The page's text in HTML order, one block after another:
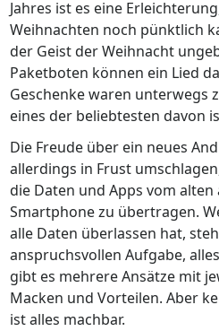
Jahres ist es eine
Weihnachten noch pünktlich
der Geist der Weihnacht
Paketboten können ein Lied
Geschenke waren unterwegs
eines der beliebtesten davon
Die Freude über ein neues
allerdings in Frust
die Daten und Apps vom alten
Smartphone zu übertragen.
alle Daten überlassen hat,
anspruchsvollen Aufgabe,
gibt es mehrere Ansätze mit
Macken und Vorteilen. Aber
ist alles machbar.